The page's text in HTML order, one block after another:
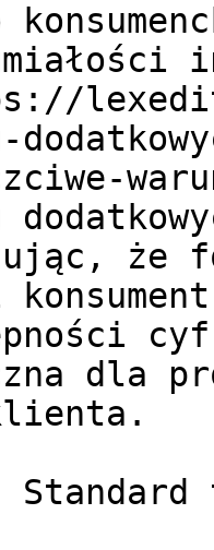
że
dla
Standard